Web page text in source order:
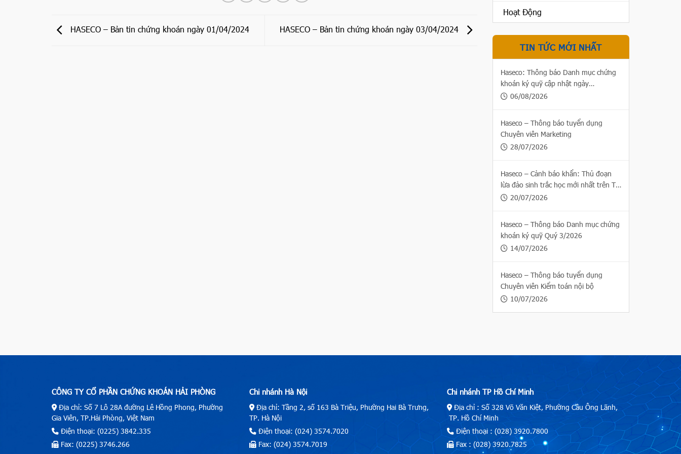
HASECO – Bản tin chứng khoán ngày 01/04/2024 HASECO – Bản tin chứng khoán ngày 03/04/2024
Hoạt Động
TIN TỨC MỚI NHẤT
Haseco: Thông báo Danh mục chứng
khoán ký quỹ cập nhật ngày
06/08/2026
06/08/2026
Haseco – Thông báo tuyển dụng
Chuyên viên Marketing
28/07/2026
Haseco – Cảnh báo khẩn: Thủ đoạn
lừa đảo sinh trắc học mới nhất trên Thị
trường chứng khoán
20/07/2026
Haseco – Thông báo Danh mục chứng
khoán ký quỹ Quý 3/2026
14/07/2026
Haseco – Thông báo tuyển dụng
Chuyên viên Kiểm toán nội bộ
10/07/2026
CÔNG TY CỔ PHẦN CHỨNG KHOÁN HẢI PHÒNG
Địa chỉ: Số 7 Lô 28A đường Lê Hồng Phong, Phường
Gia Viên, TP.Hải Phòng, Việt Nam
Điện thoại: (0225) 3842.335
Fax: (0225) 3746.266
Chi nhánh Hà Nội
Địa chỉ: Tầng 2, số 163 Bà Triệu, Phường Hai Bà Trưng,
TP. Hà Nội
Điện thoại: (024) 3574.7020
Fax: (024) 3574.7019
Chi nhánh TP Hồ Chí Minh
Địa chỉ : Số 328 Võ Văn Kiệt, Phường Cầu Ông Lãnh,
TP. Hồ Chí Minh
Điện thoại : (028) 3920.7800
Fax : (028) 3920.7825